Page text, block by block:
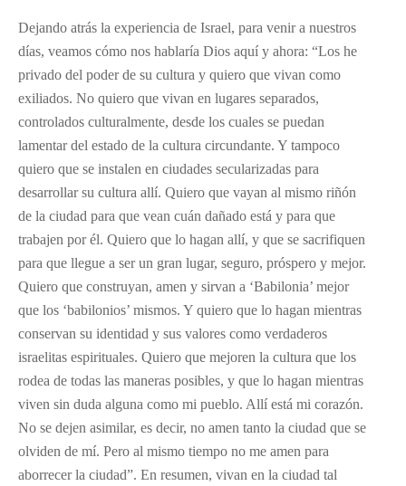
Dejando atrás la experiencia de Israel, para venir a nuestros
días, veamos cómo nos hablaría Dios aquí y ahora: “Los he
privado del poder de su cultura y quiero que vivan como
exiliados. No quiero que vivan en lugares separados,
controlados culturalmente, desde los cuales se puedan
lamentar del estado de la cultura circundante. Y tampoco
quiero que se instalen en ciudades secularizadas para
desarrollar su cultura allí. Quiero que vayan al mismo riñón
de la ciudad para que vean cuán dañado está y para que
trabajen por él. Quiero que lo hagan allí, y que se sacrifiquen
para que llegue a ser un gran lugar, seguro, próspero y mejor.
Quiero que construyan, amen y sirvan a ‘Babilonia’ mejor
que los ‘babilonios’ mismos. Y quiero que lo hagan mientras
conservan su identidad y sus valores como verdaderos
israelitas espirituales. Quiero que mejoren la cultura que los
rodea de todas las maneras posibles, y que lo hagan mientras
viven sin duda alguna como mi pueblo. Allí está mi corazón.
No se dejen asimilar, es decir, no amen tanto la ciudad que se
olviden de mí. Pero al mismo tiempo no me amen para
aborrecer la ciudad”. En resumen, vivan en la ciudad tal